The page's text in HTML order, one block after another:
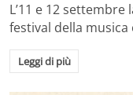
L’11 e 12
festival della
Leggi di più